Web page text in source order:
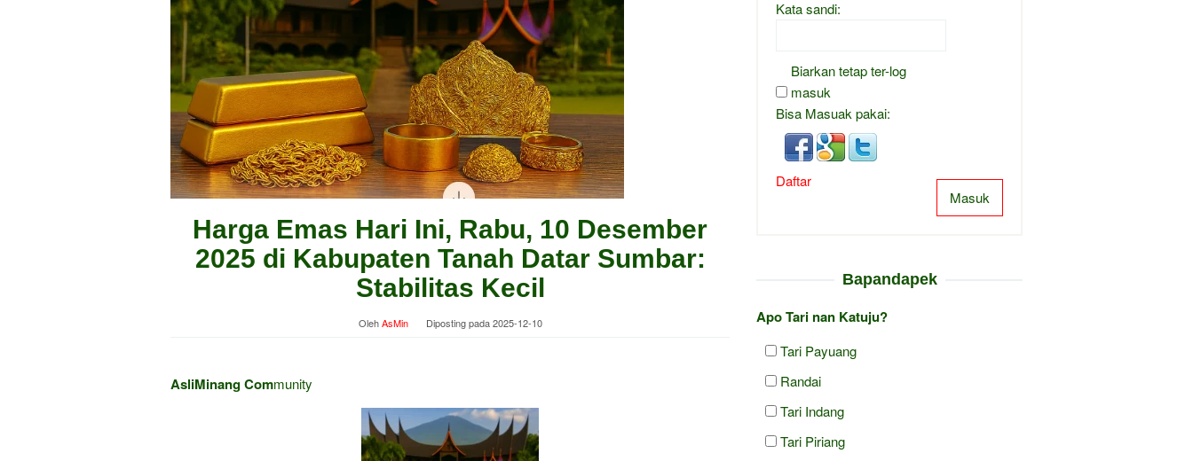
Harga Emas Hari Ini, Rabu, 10 Desember
2025 di Kabupaten Tanah Datar Sumbar:
Stabilitas Kecil
OlehAsMin Diposting pada2025-12-10
AsliMinang Community
Kata sandi:
Biarkan tetap ter-log
masuk
Bisa Masuak pakai:
Masuk
Daftar
Bapandapek
Apo Tari nan Katuju?
Tari Payuang
Randai
Tari Indang
Tari Piriang